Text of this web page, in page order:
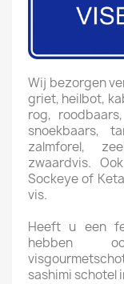
Wij bezorgen
griet, heilbot,
rog,
snoekbaars,
zalmforel,
zwaardvis.
Sockeye of
vis.
Heeft u een
hebben
sashimi schotel